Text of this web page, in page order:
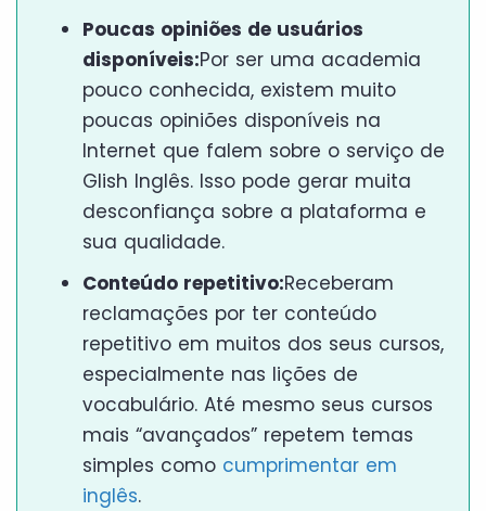
Poucas opiniões de usuários
disponíveis:Por ser uma academia
pouco conhecida, existem muito
poucas opiniões disponíveis na
Internet que falem sobre o serviço de
Glish Inglês. Isso pode gerar muita
desconfiança sobre a plataforma e
sua qualidade.
Conteúdo repetitivo:Receberam
reclamações por ter conteúdo
repetitivo em muitos dos seus cursos,
especialmente nas lições de
vocabulário. Até mesmo seus cursos
mais “avançados” repetem temas
simples como cumprimentar em
inglês.